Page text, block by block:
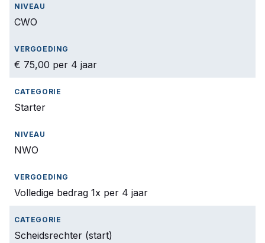
CWO
€ 75,00 per 4 jaar
Starter
NWO
Volledige bedrag 1x per 4 jaar
Scheidsrechter (start)